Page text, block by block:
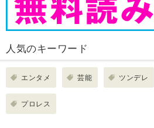
人気のキーワード
エンタメ 芸能 ツンデレ
プロレス